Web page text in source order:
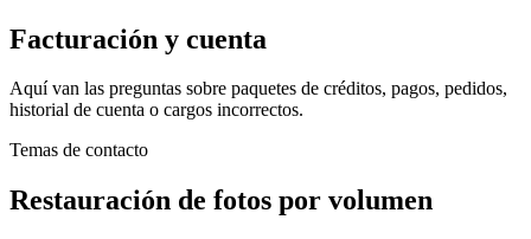
Facturación y cuenta
Aquí van las preguntas sobre paquetes de créditos, pagos, pedidos,
historial de cuenta o cargos incorrectos.
Temas de contacto
Restauración de fotos por volumen